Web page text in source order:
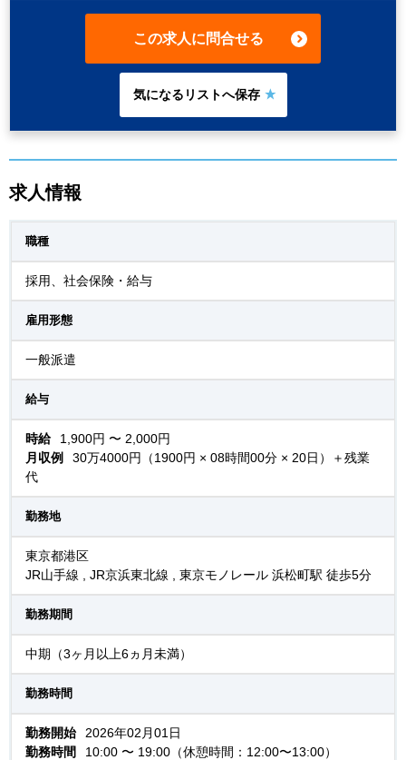
この求人に問合せる
求人情報
職種
採用、社会保険・給与
雇用形態
一般派遣
給与
時給
1,900円 〜 2,000円
月収例
30万4000円（1900円 × 08時間00分 × 20日）＋残業
代
勤務地
東京都港区
JR山手線 , JR京浜東北線 , 東京モノレール 浜松町駅 徒歩5分
勤務期間
中期（3ヶ月以上6ヵ月未満）
勤務時間
勤務開始
2026年02月01日
勤務時間
10:00 〜 19:00（休憩時間：12:00〜13:00）